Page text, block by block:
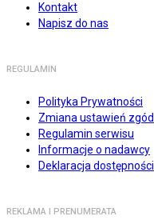
Kontakt
Napisz do nas
REGULAMIN
Polityka Prywatności
Zmiana ustawień zgód
Regulamin serwisu
Informacje o nadawcy
Deklaracja dostępności
REKLAMA I PRENUMERATA